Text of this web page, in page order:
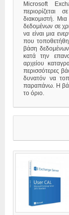
Microsoft
περιορίζεται
διακομιστή.
δεδομένων σε
να είναι μια
που
βάση
κατά την
αρχείου
περισσότερες
δυνατόν να
παραπάνω. Η
το όριο.